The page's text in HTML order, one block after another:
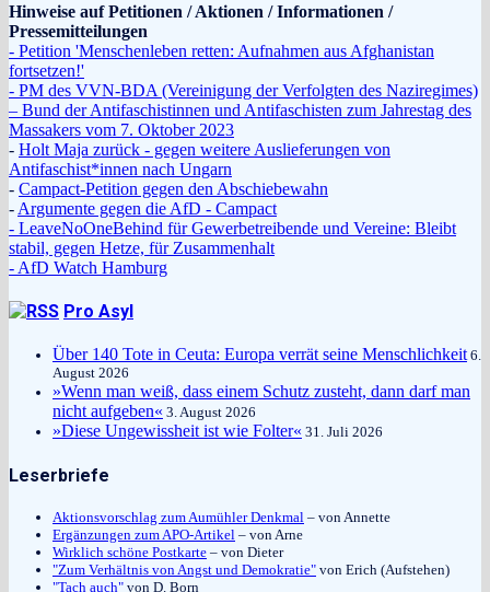
Hinweise auf Petitionen / Aktionen / Informationen /
Pressemitteilungen
- Petition 'Menschenleben retten: Aufnahmen aus Afghanistan
fortsetzen!'
- PM des VVN-BDA (Vereinigung der Verfolgten des Naziregimes)
– Bund der Antifaschistinnen und Antifaschisten zum Jahrestag des
Massakers vom 7. Oktober 2023
- Holt Maja zurück - gegen weitere Auslieferungen von
Antifaschist*innen nach Ungarn
- Campact-Petition gegen den Abschiebewahn
- Argumente gegen die AfD - Campact
- LeaveNoOneBehind für Gewerbetreibende und Vereine: Bleibt
stabil, gegen Hetze, für Zusammenhalt
- AfD Watch Hamburg
Pro Asyl
Über 140 Tote in Ceuta: Europa verrät seine Menschlichkeit 6.
August 2026
»Wenn man weiß, dass einem Schutz zusteht, dann darf man
nicht aufgeben« 3. August 2026
»Diese Ungewissheit ist wie Folter« 31. Juli 2026
Leserbriefe
Aktionsvorschlag zum Aumühler Denkmal – von Annette
Ergänzungen zum APO-Artikel – von Arne
Wirklich schöne Postkarte – von Dieter
"Zum Verhältnis von Angst und Demokratie" von Erich (Aufstehen)
"Tach auch" von D. Born